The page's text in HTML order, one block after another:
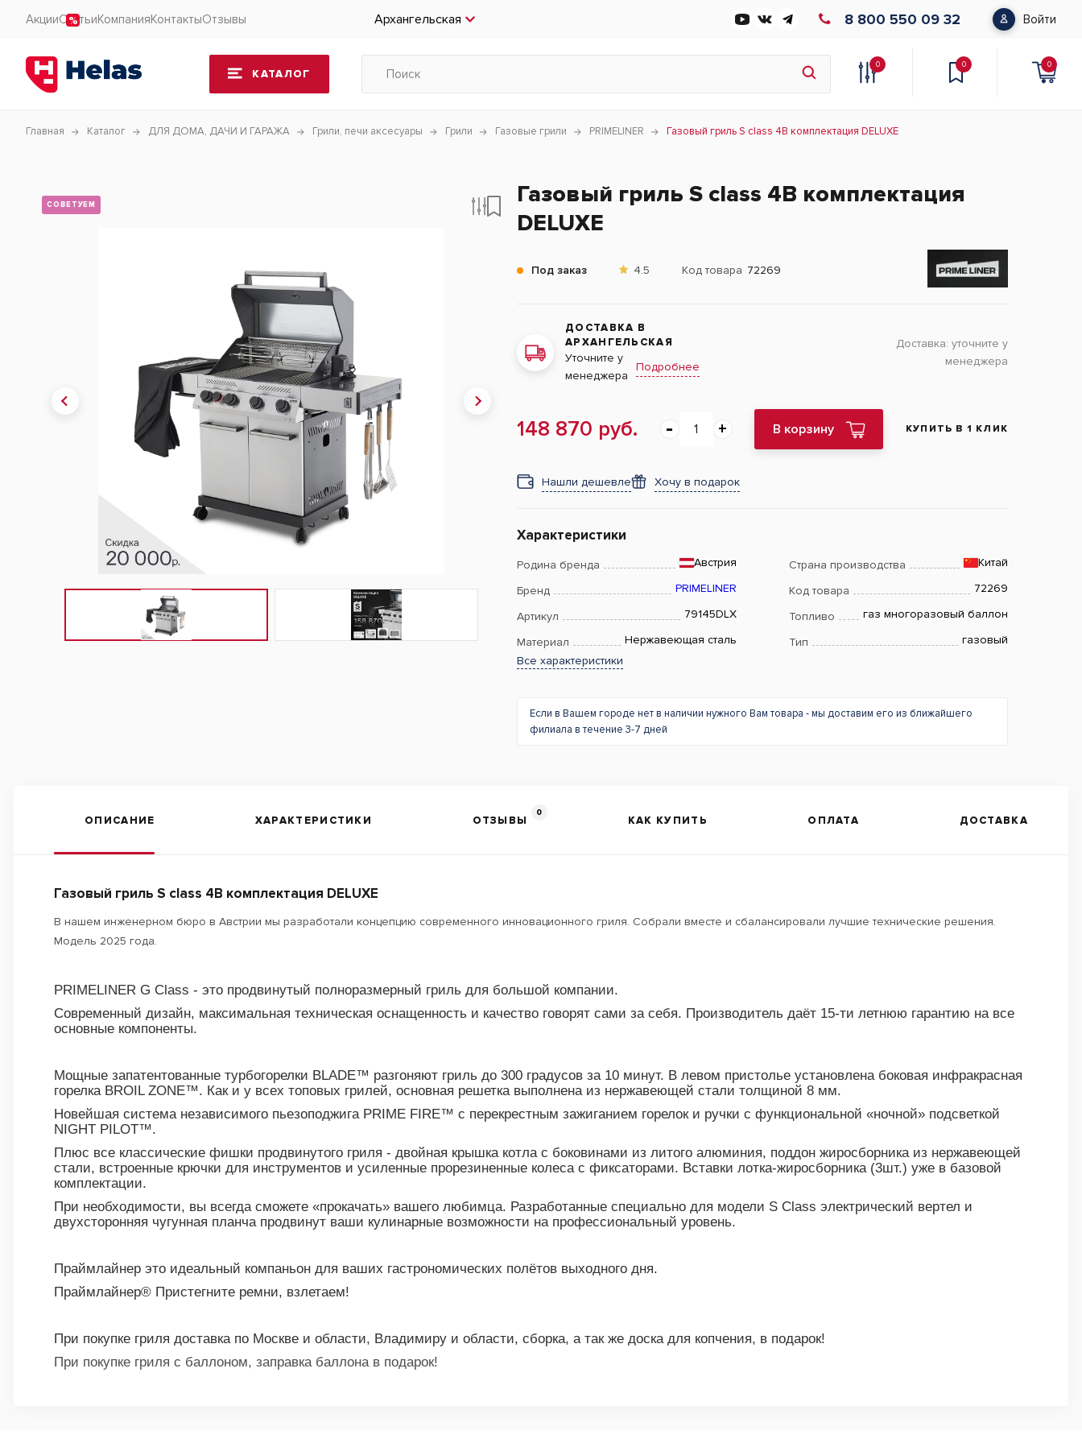
АкцииСтатьиКомпанияКонтактыОтзывы Архангельская 8 800 550 09 32 Войти
КАТАЛОГ
0 0 0
Главная Каталог ДЛЯ ДОМА, ДАЧИ И ГАРАЖА Грили, печи аксесуары Грили Газовые грили PRIMELINER Газовый гриль S class 4B комплектация DELUXE
СОВЕТУЕМ
Газовый гриль S class 4B комплектация
DELUXE
Под заказ 4.5 Код товара 72269
ДОСТАВКА В
АРХАНГЕЛЬСКАЯ
Уточните у
менеджера
Подробнее
Доставка: уточните у
менеджера
148 870 руб. В корзину КУПИТЬ В 1 КЛИК
Нашли дешевле Хочу в подарок
Характеристики
Родина бренда Австрия Страна производства Китай
Бренд PRIMELINER Код товара 72269
Артикул 79145DLX Топливо газ многоразовый баллон
Материал Нержавеющая сталь Тип
газовый
Все характеристики
Если в Вашем городе нет в наличии нужного Вам товара - мы доставим его из ближайшего
филиала в течение 3-7 дней
ОПИСАНИЕ ХАРАКТЕРИСТИКИ ОТЗЫВЫ
0
КАК КУПИТЬ ОПЛАТА ДОСТАВКА
Газовый гриль S class 4B комплектация DELUXE
В нашем инженерном бюро в Австрии мы разработали концепцию современного инновационного гриля. Собрали вместе и сбалансировали лучшие технические решения.
Модель 2025 года.
PRIMELINER G Class - это продвинутый полноразмерный гриль для большой компании.
Современный дизайн, максимальная техническая оснащенность и качество говорят сами за себя. Производитель даёт 15-ти летнюю гарантию на все
основные компоненты.
Мощные запатентованные турбогорелки BLADE™️ разгоняют гриль до 300 градусов за 10 минут. В левом пристолье установлена боковая инфракрасная
горелка BROIL ZONE™️. Как и у всех топовых грилей, основная решетка выполнена из нержавеющей стали толщиной 8 мм.
Новейшая система независимого пьезоподжига PRIME FIRE™️ с перекрестным зажиганием горелок и ручки с функциональной «ночной» подсветкой
NIGHT PILOT™️.
Плюс все классические фишки продвинутого гриля - двойная крышка котла с боковинами из литого алюминия, поддон жиросборника из нержавеющей
стали, встроенные крючки для инструментов и усиленные прорезиненные колеса с фиксаторами. Вставки лотка-жиросборника (3шт.) уже в базовой
комплектации.
При необходимости, вы всегда сможете «прокачать» вашего любимца. Разработанные специально для модели S Class электрический вертел и
двухсторонняя чугунная планча продвинут ваши кулинарные возможности на профессиональный уровень.
Праймлайнер это идеальный компаньон для ваших гастрономических полётов выходного дня.
Праймлайнер® Пристегните ремни, взлетаем!
При покупке гриля доставка по Москве и области, Владимиру и области, сборка, а так же доска для копчения, в подарок!
При покупке гриля с баллоном, заправка баллона в подарок!